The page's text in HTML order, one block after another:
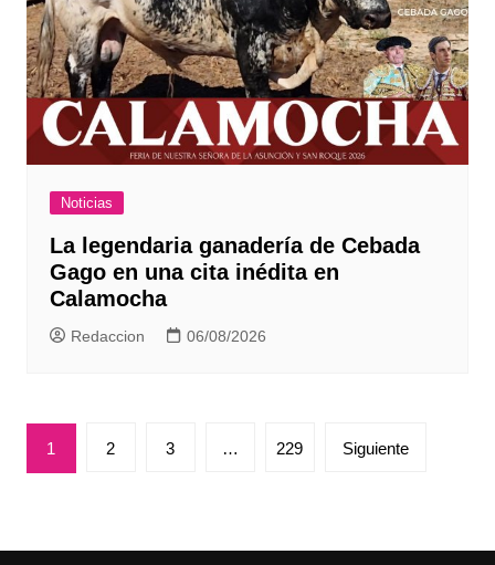
Noticias
La legendaria ganadería de Cebada
Gago en una cita inédita en
Calamocha
Redaccion 06/08/2026
Paginación
de
1 2 3 … 229 Siguiente